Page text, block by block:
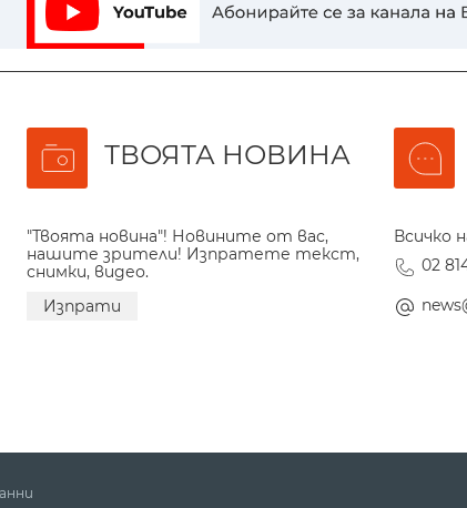
ТВОЯТА НОВИНА
"Твоята новина"! Новините от вас,
нашите зрители! Изпратете текст,
снимки, видео.
Изпрати
Всичко
02